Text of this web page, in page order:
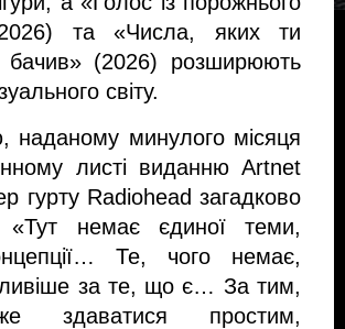
та «Числа, яких ти
бачив» (2026) розширюють
світу.
наданому минулого місяця
листі виданню Artnet
гурту Radiohead загадково
«Тут немає єдиної теми,
Те, чого немає,
за те, що є… За тим,
здаватися простим,